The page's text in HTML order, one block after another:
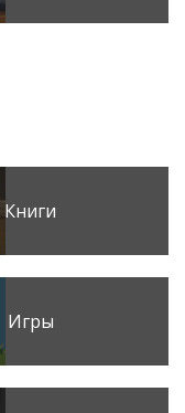
Книги
Игры